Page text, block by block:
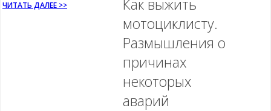
ЧИТАТЬ ДАЛЕЕ >>
Как выжить
мотоциклисту.
Размышления о
причинах
некоторых
аварий